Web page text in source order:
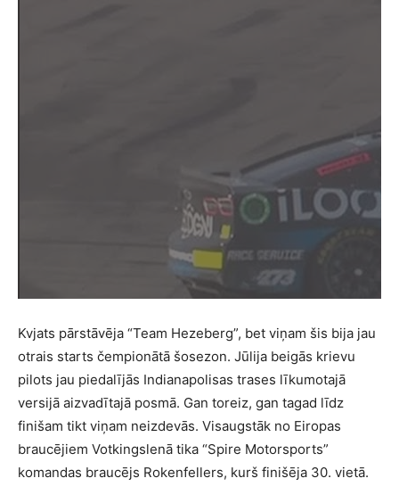
Kvjats pārstāvēja “Team Hezeberg”, bet viņam šis bija jau
otrais starts čempionātā šosezon. Jūlija beigās krievu
pilots jau piedalījās Indianapolisas trases līkumotajā
versijā aizvadītajā posmā. Gan toreiz, gan tagad līdz
finišam tikt viņam neizdevās. Visaugstāk no Eiropas
braucējiem Votkingslenā tika “Spire Motorsports”
komandas braucējs Rokenfellers, kurš finišēja 30. vietā.